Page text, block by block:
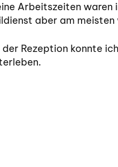
Arbeitszeiten
aber am
der Rezeption konnte